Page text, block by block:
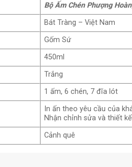
Bộ Ấm Chén Phượng
Bát Tràng – Việt Nam
Gốm Sứ
450ml
Trắng
1 ấm, 6 chén, 7 đĩa lót
In ấn theo yêu cầu của
Nhận chỉnh sửa và thiết
Cảnh quê